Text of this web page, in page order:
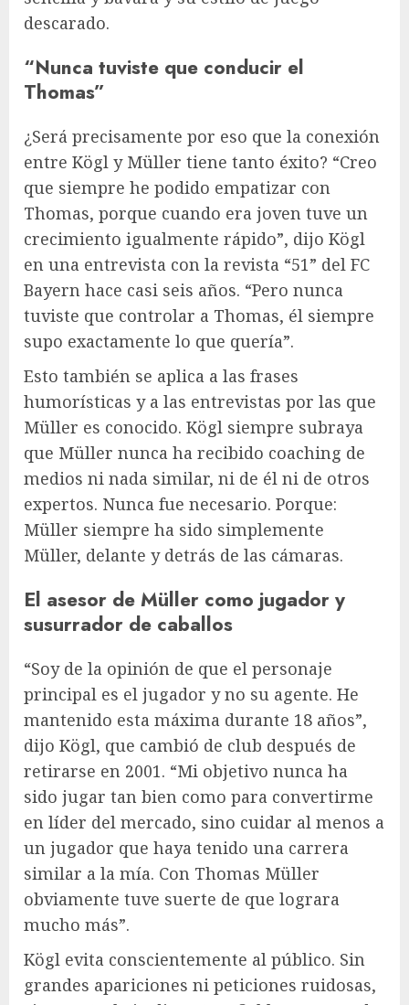
descarado.
“Nunca tuviste que conducir el
Thomas”
¿Será precisamente por eso que la conexión
entre Kögl y Müller tiene tanto éxito? “Creo
que siempre he podido empatizar con
Thomas, porque cuando era joven tuve un
crecimiento igualmente rápido”, dijo Kögl
en una entrevista con la revista “51” del FC
Bayern hace casi seis años. “Pero nunca
tuviste que controlar a Thomas, él siempre
supo exactamente lo que quería”.
Esto también se aplica a las frases
humorísticas y a las entrevistas por las que
Müller es conocido. Kögl siempre subraya
que Müller nunca ha recibido coaching de
medios ni nada similar, ni de él ni de otros
expertos. Nunca fue necesario. Porque:
Müller siempre ha sido simplemente
Müller, delante y detrás de las cámaras.
El asesor de Müller como jugador y
susurrador de caballos
“Soy de la opinión de que el personaje
principal es el jugador y no su agente. He
mantenido esta máxima durante 18 años”,
dijo Kögl, que cambió de club después de
retirarse en 2001. “Mi objetivo nunca ha
sido jugar tan bien como para convertirme
en líder del mercado, sino cuidar al menos a
un jugador que haya tenido una carrera
similar a la mía. Con Thomas Müller
obviamente tuve suerte de que lograra
mucho más”.
Kögl evita conscientemente al público. Sin
grandes apariciones ni peticiones ruidosas,